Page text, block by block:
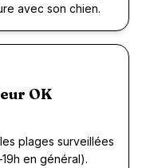
avec son chien.
OK
plages surveillées
en général).